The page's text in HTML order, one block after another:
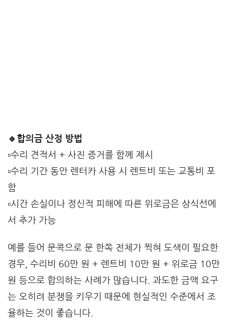
🔹합의금 산정 방법
▫️수리 견적서 + 사진 증거를 함께 제시
▫️수리 기간 동안 렌터카 사용 시 렌트비 또는 교통비 포
함
▫️시간 손실이나 정신적 피해에 따른 위로금은 상식선에
서 추가 가능
예를 들어 문콕으로 문 한쪽 전체가 찍혀 도색이 필요한
경우, 수리비 60만 원 + 렌트비 10만 원 + 위로금 10만
원 등으로 합의하는 사례가 많습니다. 과도한 금액 요구
는 오히려 분쟁을 키우기 때문에 현실적인 수준에서 조
율하는 것이 좋습니다.